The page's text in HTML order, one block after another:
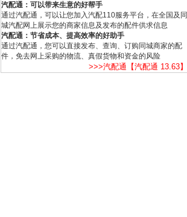
汽配通：可以带来生意的好帮手
通过汽配通，可以让您加入汽配110服务平台，在全国及同
城汽配网上展示您的商家信息及发布的配件供求信息
汽配通：节省成本、提高效率的好助手
通过汽配通，您可以直接发布、查询、订购同城商家的配
件，免去网上采购的物流、真假货物和资金的风险
>>>汽配通【汽配通 13.63】